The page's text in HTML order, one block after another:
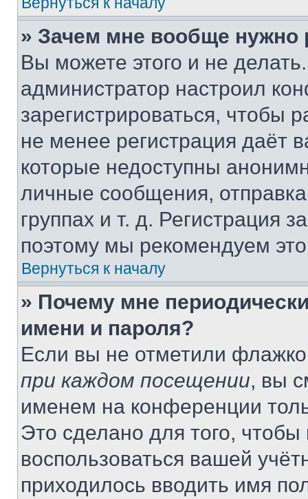
» Зачем мне вообще нужно
Вы можете этого и не
администратор настроил
зарегистрироваться, чтобы
не менее регистрация даёт
которые недоступны
личные сообщения,
группах и т. д. Регистрация
поэтому мы рекомендуем
Вернуться к началу
» Почему мне
имени и пароля?
Если вы не отметили
при каждом посещении, вы
именем на конференции
Это сделано для того, чтобы
воспользоваться вашей
приходилось вводить имя